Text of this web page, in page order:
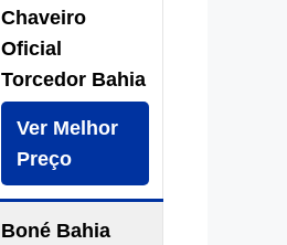
Chaveiro
Oficial
Torcedor Bahia
Ver Melhor
Preço
Boné Bahia